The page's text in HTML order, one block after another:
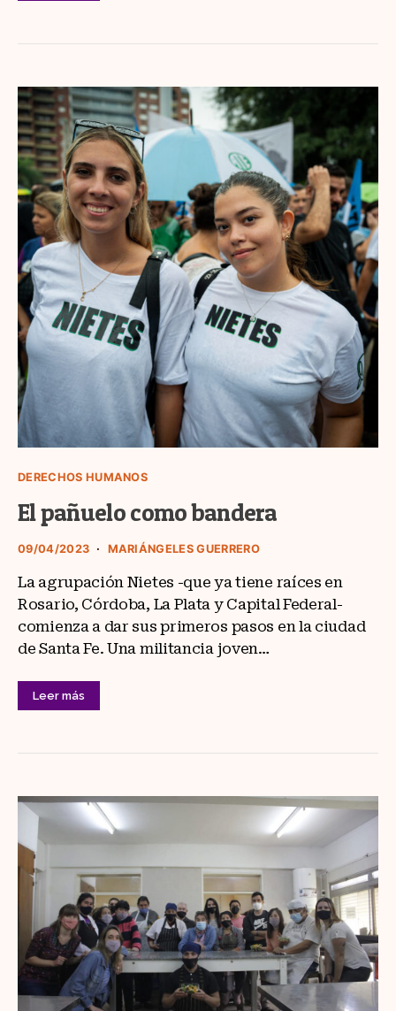
DERECHOS HUMANOS
El pañuelo como bandera
09/04/2023 MARIÁNGELES GUERRERO
La agrupación Nietes -que ya tiene raíces en
Rosario, Córdoba, La Plata y Capital Federal-
comienza a dar sus primeros pasos en la ciudad
de Santa Fe. Una militancia joven…
Leer más